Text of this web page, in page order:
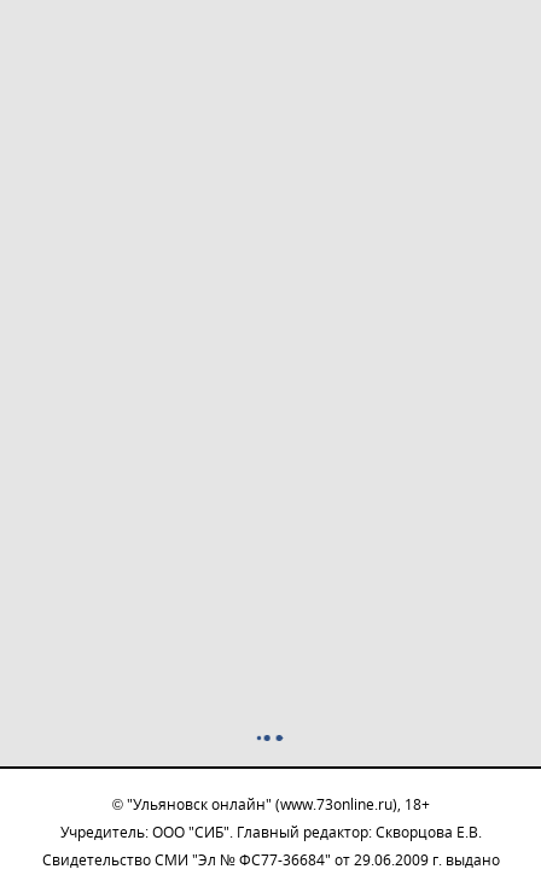
© "Ульяновск онлайн" (www.73online.ru), 18+
Учредитель: ООО "СИБ". Главный редактор: Скворцова Е.В.
Свидетельство СМИ "Эл № ФС77-36684" от 29.06.2009 г. выдано